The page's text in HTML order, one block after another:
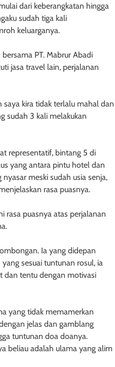
dari keberangkatan hingga
sudah tiga kali
keluarganya.
PT. Mabrur Abadi
jasa travel lain, perjalanan
saya kira tidak terlalu mahal dan
sudah 3 kali melakukan
representatif, bintang 5 di
yang antara pintu hotel dan
meski sudah usia senja,
rasa puasnya.
rasa puasnya atas perjalanan
Ia yang didepan
sesuai tuntunan rosul, ia
dan tentu dengan motivasi
yang tidak memamerkan
jelas dan gamblang
tuntunan doa doanya.
beliau adalah ulama yang alim